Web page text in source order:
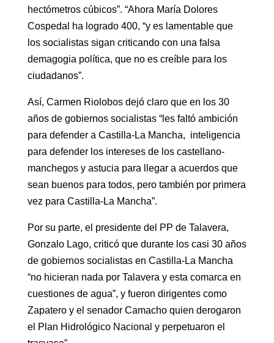
hectómetros cúbicos”. “Ahora María Dolores
Cospedal ha logrado 400, “y es lamentable que
los socialistas sigan criticando con una falsa
demagogia política, que no es creíble para los
ciudadanos”.
Así, Carmen Riolobos dejó claro que en los 30
años de gobiernos socialistas “les faltó ambición
para defender a Castilla-La Mancha, inteligencia
para defender los intereses de los castellano-
manchegos y astucia para llegar a acuerdos que
sean buenos para todos, pero también por primera
vez para Castilla-La Mancha”.
Por su parte, el presidente del PP de Talavera,
Gonzalo Lago, criticó que durante los casi 30 años
de gobiernos socialistas en Castilla-La Mancha
“no hicieran nada por Talavera y esta comarca en
cuestiones de agua”, y fueron dirigentes como
Zapatero y el senador Camacho quien derogaron
el Plan Hidrológico Nacional y perpetuaron el